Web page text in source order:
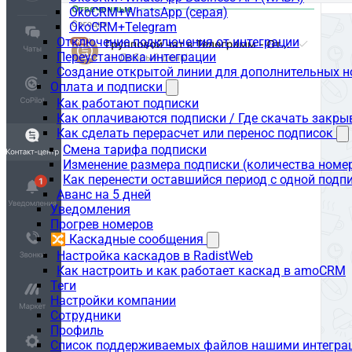
OkoCRM+WhatsApp (серая)
OkoCRM+Telegram
Отключение подключения от интеграции
Переустановка интеграции
Создание открытой линии для дополнительных
Оплата и подписки
Как работают подписки
Как оплачиваются подписки / Где скачать
Как сделать перерасчет или перенос подписок
Смена тарифа подписки
Изменение размера подписки (количества
Как перенести оставшийся период с одной
Аванс на 5 дней
Уведомления
Прогрев номеров
🔀 Каскадные сообщения
Настройка каскадов в RadistWeb
Как настроить и как работает каскад в amoCRM
Теги
Настройки компании
Сотрудники
Профиль
Список поддерживаемых файлов нашими